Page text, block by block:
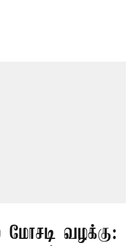
மோசடி வழக்கு: